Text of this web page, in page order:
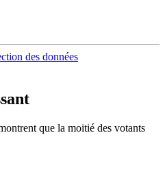
des données
que la moitié des votants